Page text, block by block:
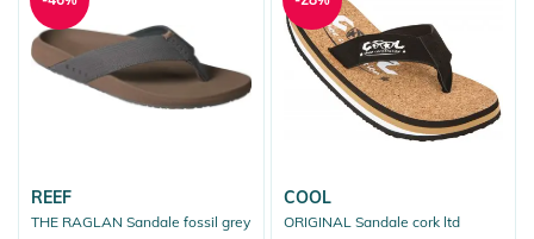
REEF
THE RAGLAN Sandale fossil grey
COOL
ORIGINAL Sandale cork ltd